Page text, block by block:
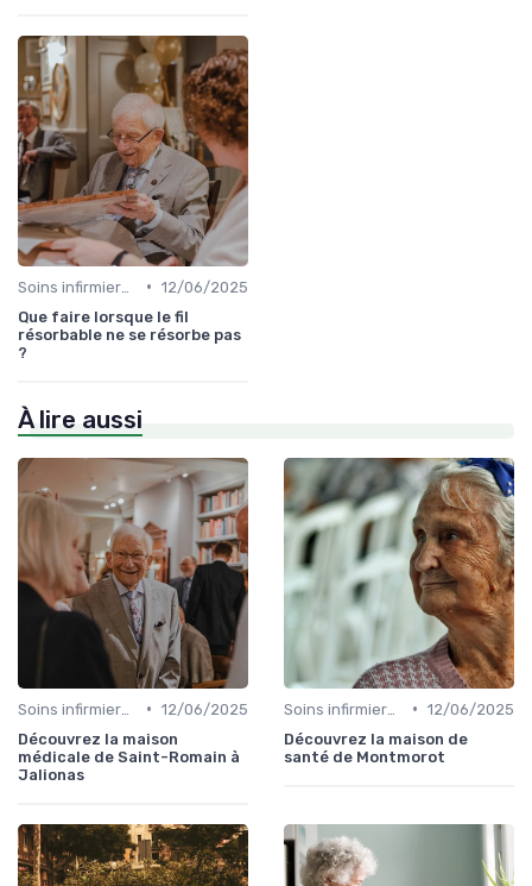
• 12/06/2025
Que faire lorsque le fil
résorbable ne se résorbe pas
?
À lire aussi
• 12/06/2025
Découvrez la maison
médicale de Saint-Romain à
Jalionas
• 12/06/2025
Découvrez la maison de
santé de Montmorot